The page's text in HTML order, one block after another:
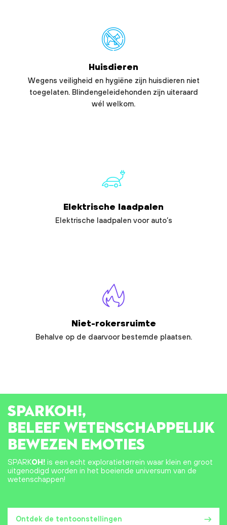
Huisdieren
Wegens veiligheid en hygiëne zijn huisdieren niet
toegelaten. Blindengeleidehonden zijn uiteraard
wél welkom.
Elektrische laadpalen
Elektrische laadpalen voor auto’s
Niet-rokersruimte
Behalve op de daarvoor bestemde plaatsen.
Ontdek de tentoonstellingen
SPARKOH!,
BELEEF WETENSCHAPPELIJK
BEWEZEN EMOTIES
SPARKOH! is een echt exploratieterrein waar klein en groot
uitgenodigd worden in het boeiende universum van de
wetenschappen!